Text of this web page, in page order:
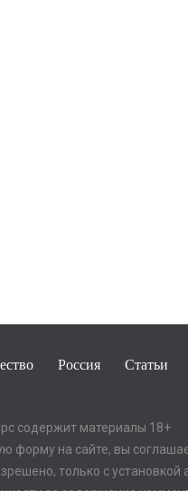
Россия Статьи
содержит материалы 18+
форму на сайте, вы
только с